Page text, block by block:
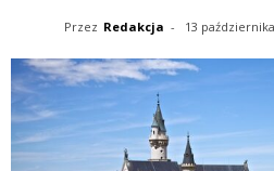
Przez Redakcja - 13